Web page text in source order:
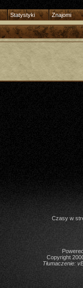
Statystyki Znajomi
Czasy w
Copyright
Tłumaczenie: